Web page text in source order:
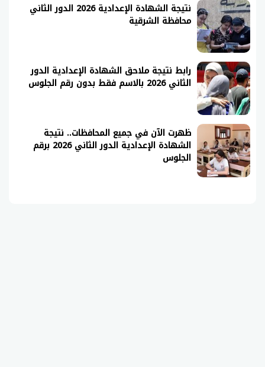
نتيجة الشهادة الإعدادية 2026 الدور الثاني
محافظة الشرقية
رابط نتيجة ملاحق الشهادة الإعدادية الدور
الثاني 2026 بالاسم فقط بدون رقم الجلوس
ظهرت الآن في جميع المحافظات.. نتيجة
الشهادة الإعدادية الدور الثاني 2026 برقم
الجلوس